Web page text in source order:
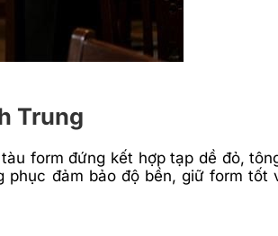
Trung
form đứng kết hợp tạp dề đỏ,
đảm bảo độ bền, giữ form